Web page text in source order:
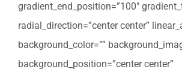
gradient_end_position=”100″
radial_direction=”center center”
background_color=””
background_position=”center center”